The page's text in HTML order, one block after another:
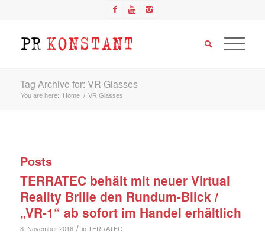
Tag Archive for: VR Glasses
You are here: Home / VR Glasses
Posts
TERRATEC behält mit neuer Virtual
Reality Brille den Rundum-Blick /
„VR-1“ ab sofort im Handel erhältlich
8. November 2016 / in TERRATEC